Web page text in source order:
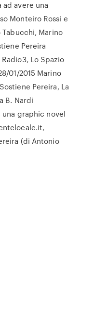
avere una
Monteiro Rossi e
Marino
Pereira
Lo Spazio
01/2015 Marino
Pereira, La
B. Nardi
una graphic novel
(di Antonio